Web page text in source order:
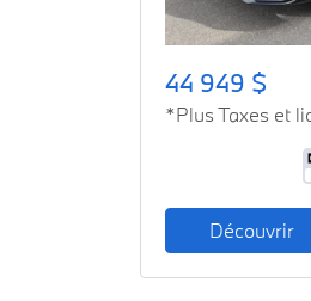
44 949 $
*Plus Taxes et
Découvrir